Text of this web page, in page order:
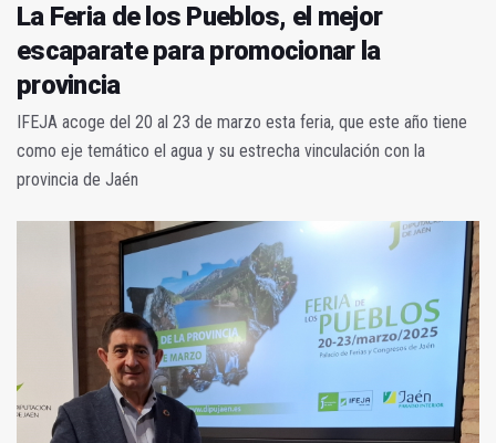
La Feria de los Pueblos, el mejor
escaparate para promocionar la
provincia
IFEJA acoge del 20 al 23 de marzo esta feria, que este año tiene
como eje temático el agua y su estrecha vinculación con la
provincia de Jaén